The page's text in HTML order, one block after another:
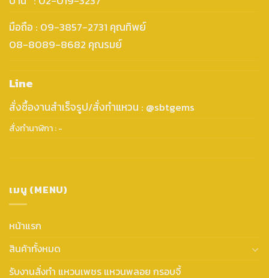
มือถือ : 09-3857-2731 คุณทิพย์
08-8089-8682 คุณรมย์
Line
สั่งซื้องานสำเร็จรูป/สั่งทำแหวน : @sbtgems
สั่งทำนาฬิกา : -
เมนู (MENU)
หน้าแรก
สินค้าทั้งหมด
รับงานสั่งทำ แหวนเพชร แหวนพลอย กรอบจี้